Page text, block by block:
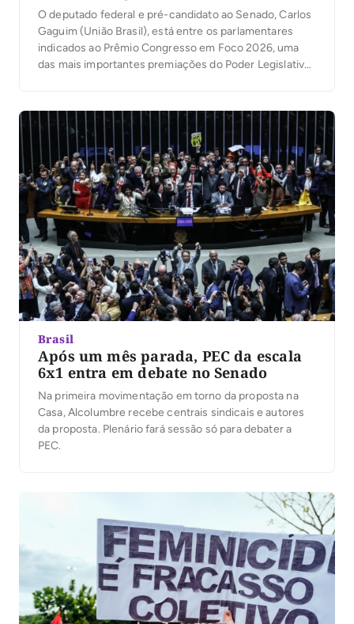
O deputado federal e pré-candidato ao Senado, Carlos
Gaguim (União Brasil), está entre os parlamentares
indicados ao Prêmio Congresso em Foco 2026, uma
das mais importantes premiações do Poder Legislativo
escolha dos deputados e senadores que mais se
destacaram no […]
Brasil
Após um mês parada, PEC da escala
6x1 entra em debate no Senado
Na primeira movimentação em torno da proposta na
Casa, Alcolumbre recebe centrais sindicais e autores
da proposta. Plenário fará sessão só para debater a
PEC.